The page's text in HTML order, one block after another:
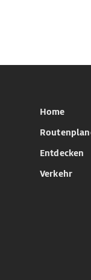
Home
Entdecken
Verkehr